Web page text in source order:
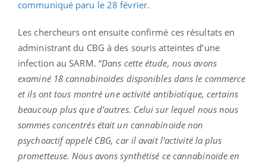
communiqué paru le 28 février.
Les chercheurs ont ensuite confirmé ces résultats en
administrant du CBG à des souris atteintes d’une
infection au SARM. “Dans cette étude, nous avons
examiné 18 cannabinoïdes disponibles dans le commerce
et ils ont tous montré une activité antibiotique, certains
beaucoup plus que d'autres. Celui sur lequel nous nous
sommes concentrés était un cannabinoïde non
psychoactif appelé CBG, car il avait l'activité la plus
prometteuse. Nous avons synthétisé ce cannabinoïde en